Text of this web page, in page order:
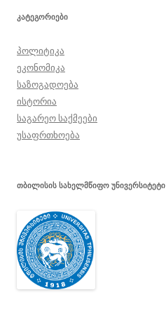
ᲙᲐᲢᲔᲒᲝᲠᲘᲔᲑᲘ
პოლიტიკა
ეკონომიკა
საზოგადოება
ისტორია
საგარეო საქმეები
უსაფრთხოება
ᲗᲑᲘᲚᲘᲡᲘᲡ ᲡᲐᲮᲔᲚᲛᲬᲘᲤᲝ ᲣᲜᲘᲕᲔᲠᲡᲘᲢᲔᲢᲘ